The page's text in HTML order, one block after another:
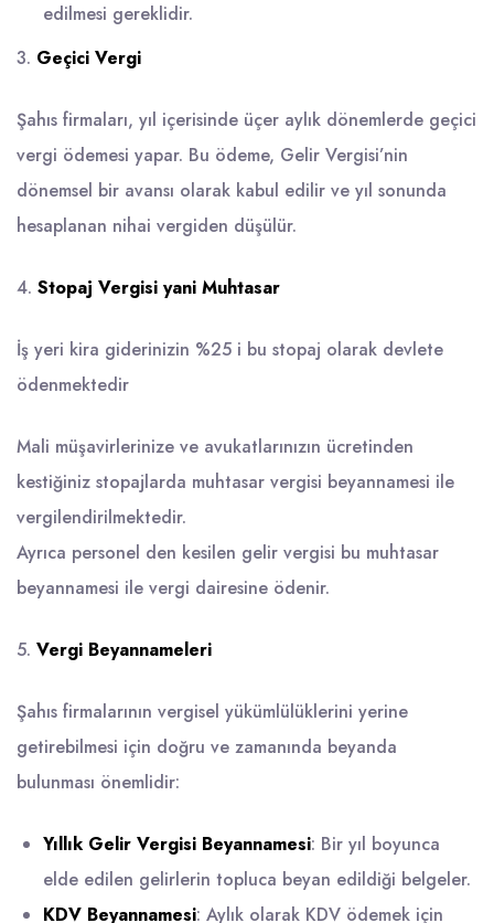
edilmesi gereklidir.
3. Geçici Vergi
Şahıs firmaları, yıl içerisinde üçer aylık dönemlerde geçici
vergi ödemesi yapar. Bu ödeme, Gelir Vergisi’nin
dönemsel bir avansı olarak kabul edilir ve yıl sonunda
hesaplanan nihai vergiden düşülür.
4. Stopaj Vergisi yani Muhtasar
İş yeri kira giderinizin %25 i bu stopaj olarak devlete
ödenmektedir
Mali müşavirlerinize ve avukatlarınızın ücretinden
kestiğiniz stopajlarda muhtasar vergisi beyannamesi ile
vergilendirilmektedir.
Ayrıca personel den kesilen gelir vergisi bu muhtasar
beyannamesi ile vergi dairesine ödenir.
5. Vergi Beyannameleri
Şahıs firmalarının vergisel yükümlülüklerini yerine
getirebilmesi için doğru ve zamanında beyanda
bulunması önemlidir:
Yıllık Gelir Vergisi Beyannamesi: Bir yıl boyunca
elde edilen gelirlerin topluca beyan edildiği belgeler.
KDV Beyannamesi: Aylık olarak KDV ödemek için